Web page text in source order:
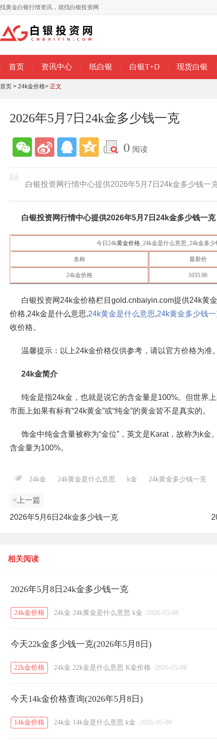
找黄金白银行情资讯，就找白银投资网
首页 资讯中心 纸白银 白银T+D 现货白银
首页 > 24k金价格> 正文
2026年5月7日24k金多少钱一克
0 阅读
白银投资网行情中心提供2026年5月7日24k金多少钱一
白银投资网行情中心提供2026年5月7日 24k金多少钱一克​
今日24k黄金价格 _24k金是什么意思_24k金多
名称 最新价
24k金价格 1035.00
白银投资网24k金价格栏目gold.cnbaiyin.com提供24k黄
价格,24k金是什么意思,24k黄金是什么意思,24k黄金多少钱
收价格。
温馨提示：以上24k金价格仅供参考，请以官方价格为准
24k金简介
纯金是指24k金，也就是说它的含金量是100%。但世界
市面上如果有标有“24k黄金”或“纯金”的黄金皆不是真实的。
饰金中纯金含量被称为“金位”，英文是Karat，故称为k金
含金量为100%。
24k金 24k黄金是什么意思 k金 24k黄金多少钱一克
<上一篇
2026年5月6日24k金多少钱一克
相关阅读
2026年5月8日24k金多少钱一克
24k金价格 24k金 24k黄金是什么意思 k金 · 2026-05-08
今天22k金多少钱一克(2026年5月8日)
22k金价格 24k金 22k金是什么意思 K金价格 · 2026-05-08
今天14k金价格查询(2026年5月8日)
14k金价格 24k金 14k金是什么意思 k金 · 2026-05-08